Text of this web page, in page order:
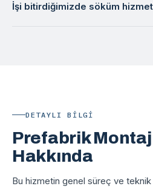
İşi bitirdiğimizde söküm
DETAYLI BILGI
Prefabrik
Hakkında
Bu hizmetin genel süreç ve teknik